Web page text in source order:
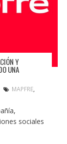
Y
UNA
MAPFRE,
sociales